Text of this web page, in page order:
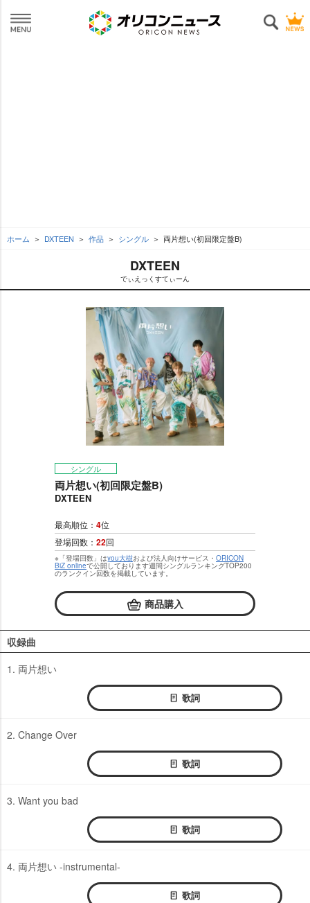
ホーム DXTEEN 作品 シングル 両片想い(初回限定盤B)
DXTEEN
でぃえっくすてぃーん
シングル
両片想い(初回限定盤B)
DXTEEN
最高順位： 4位
登場回数： 22回
※「登場回数」はyou大樹および法人向けサービス・ ORICON
BiZ onlineで公開しております週間シングルランキングTOP200
のランクイン回数を掲載しています。
商品購入
収録曲
1. 両片想い
歌詞
2. Change Over
歌詞
3. Want you bad
歌詞
4. 両片想い -instrumental-
歌詞